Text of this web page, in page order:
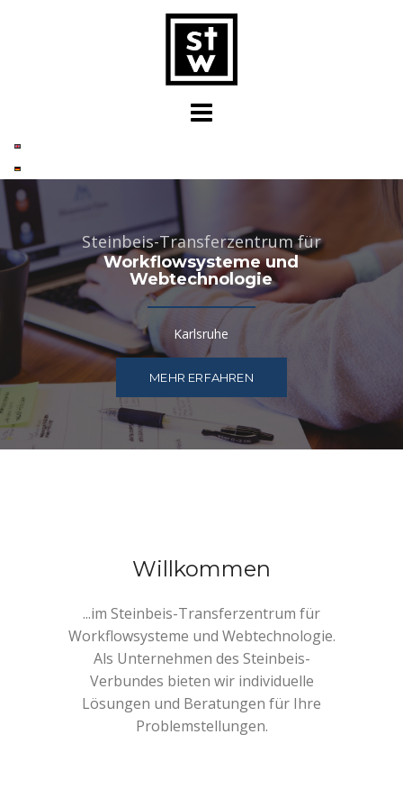
Steinbeis-Transferzentrum für
Workflowsysteme und
Webtechnologie
Karlsruhe
MEHR ERFAHREN
Willkommen
...im Steinbeis-Transferzentrum für
Workflowsysteme und Webtechnologie.
Als Unternehmen des Steinbeis-
Verbundes bieten wir individuelle
Lösungen und Beratungen für Ihre
Problemstellungen.